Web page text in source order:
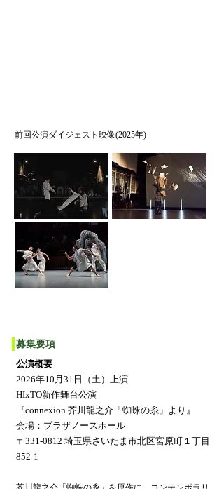
前回公演ダイジェスト映像(2025年)
募集要項
公演概要
2026年10月31日（土）上演
HIxTO新作舞台公演
『connexion 芥川龍之介「蜘蛛の糸」より』
会場：プラザノースホール
〒331-0812 埼玉県さいたま市北区宮原町１丁目
852-1